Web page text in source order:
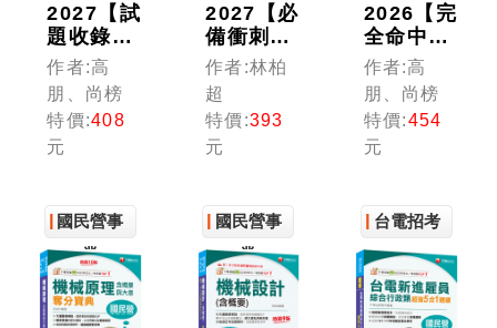
2027【試
題收錄最
齊全】國
文高分題
庫［十二
版］（國
民營／台
中油／中
鋼／捷運
／經濟
部）
作者:高
朋、尚榜
特價:408
元
2027【必
備衝刺題
庫書】流
體力學與
流體機械
重點統整
+高分題
民營／經
濟部／中
鋼／高普
地特／專
技高考）
作者:林柏
超
特價:393
元
2026【完
全命中必
考重
點！】國
文〔十九
版〕（國
民營／台
／郵政／
捷運／臺
鐵）
作者:高
朋、尚榜
特價:454
元
國民營事
業
國民營事
業
台電招考